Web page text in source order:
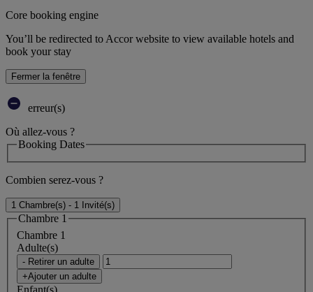
Core booking engine
You’ll be redirected to Accor website to view available hotels and
book your stay
Fermer la fenêtre
erreur(s)
Où allez-vous ?
Booking Dates
Combien serez-vous ?
1 Chambre(s) - 1 Invité(s)
Chambre 1
Chambre 1
Adulte(s)
- Retirer un adulte
+Ajouter un adulte
Enfant(s)